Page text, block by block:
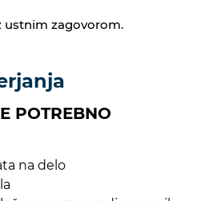
ustnim zagovorom.
POTREBNO
na delo